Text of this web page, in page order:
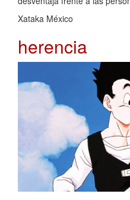
Xataka México
herencia